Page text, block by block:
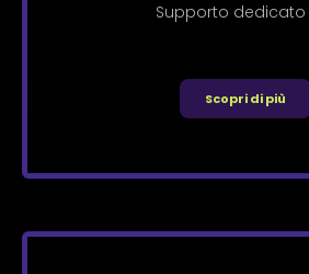
Supporto dedicato
Scopri di più